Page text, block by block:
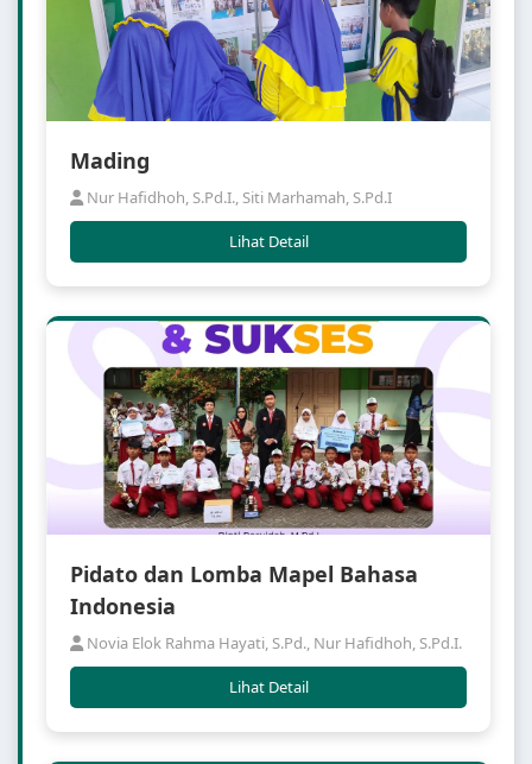
Mading
Nur Hafidhoh, S.Pd.I., Siti Marhamah, S.Pd.I
Lihat Detail
Pidato dan Lomba Mapel Bahasa
Indonesia
Novia Elok Rahma Hayati, S.Pd., Nur Hafidhoh, S.Pd.I.
Lihat Detail